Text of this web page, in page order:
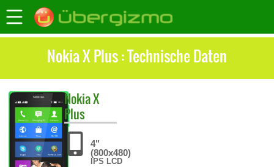
Nokia X Plus : Technische Daten
NokiaX
Plus
4"
(800x480)
IPS LCD